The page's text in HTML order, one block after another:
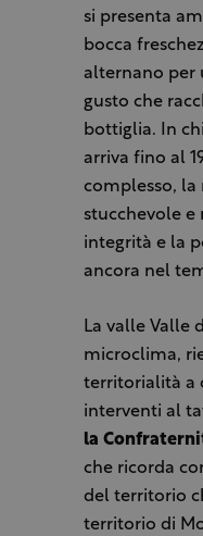
si presenta
bocca
alternano per
gusto che
bottiglia. In
arriva fino al
complesso, la
stucchevole e
integrità e la
ancora nel
La valle Valle
microclima,
territorialità a
interventi al
la
che ricorda
del territorio
territorio di